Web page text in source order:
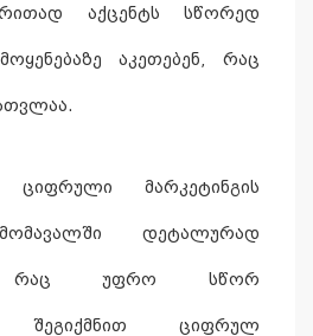
აქცენტს სწორედ
აკეთებენ, რაც
მარკეტინგის
დეტალურად
რაც უფრო სწორ
შეგიქმნით ციფრულ